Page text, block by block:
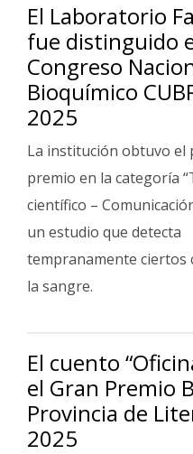
El Laboratorio
fue distinguido
Congreso
Bioquímico
2025
La institución obtuvo el
premio en la categoría
científico –
un estudio que detecta
tempranamente ciertos
la sangre.
El cuento
el Gran Premio
Provincia de
2025